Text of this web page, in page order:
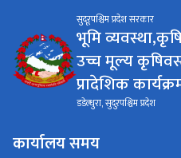
सुदूरपश्चिम प्रदेश सरकार
भूमि
उच्च मूल्य
प्रादेशिक
डडेल्धुरा, सुदुरपश्चिम प्रदेश
कार्यालय समय